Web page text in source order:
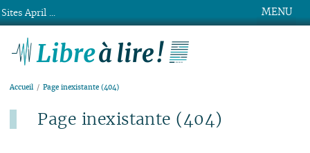
MENU
Accueil Page inexistante (404)
Page inexistante (404)
Sites April ...